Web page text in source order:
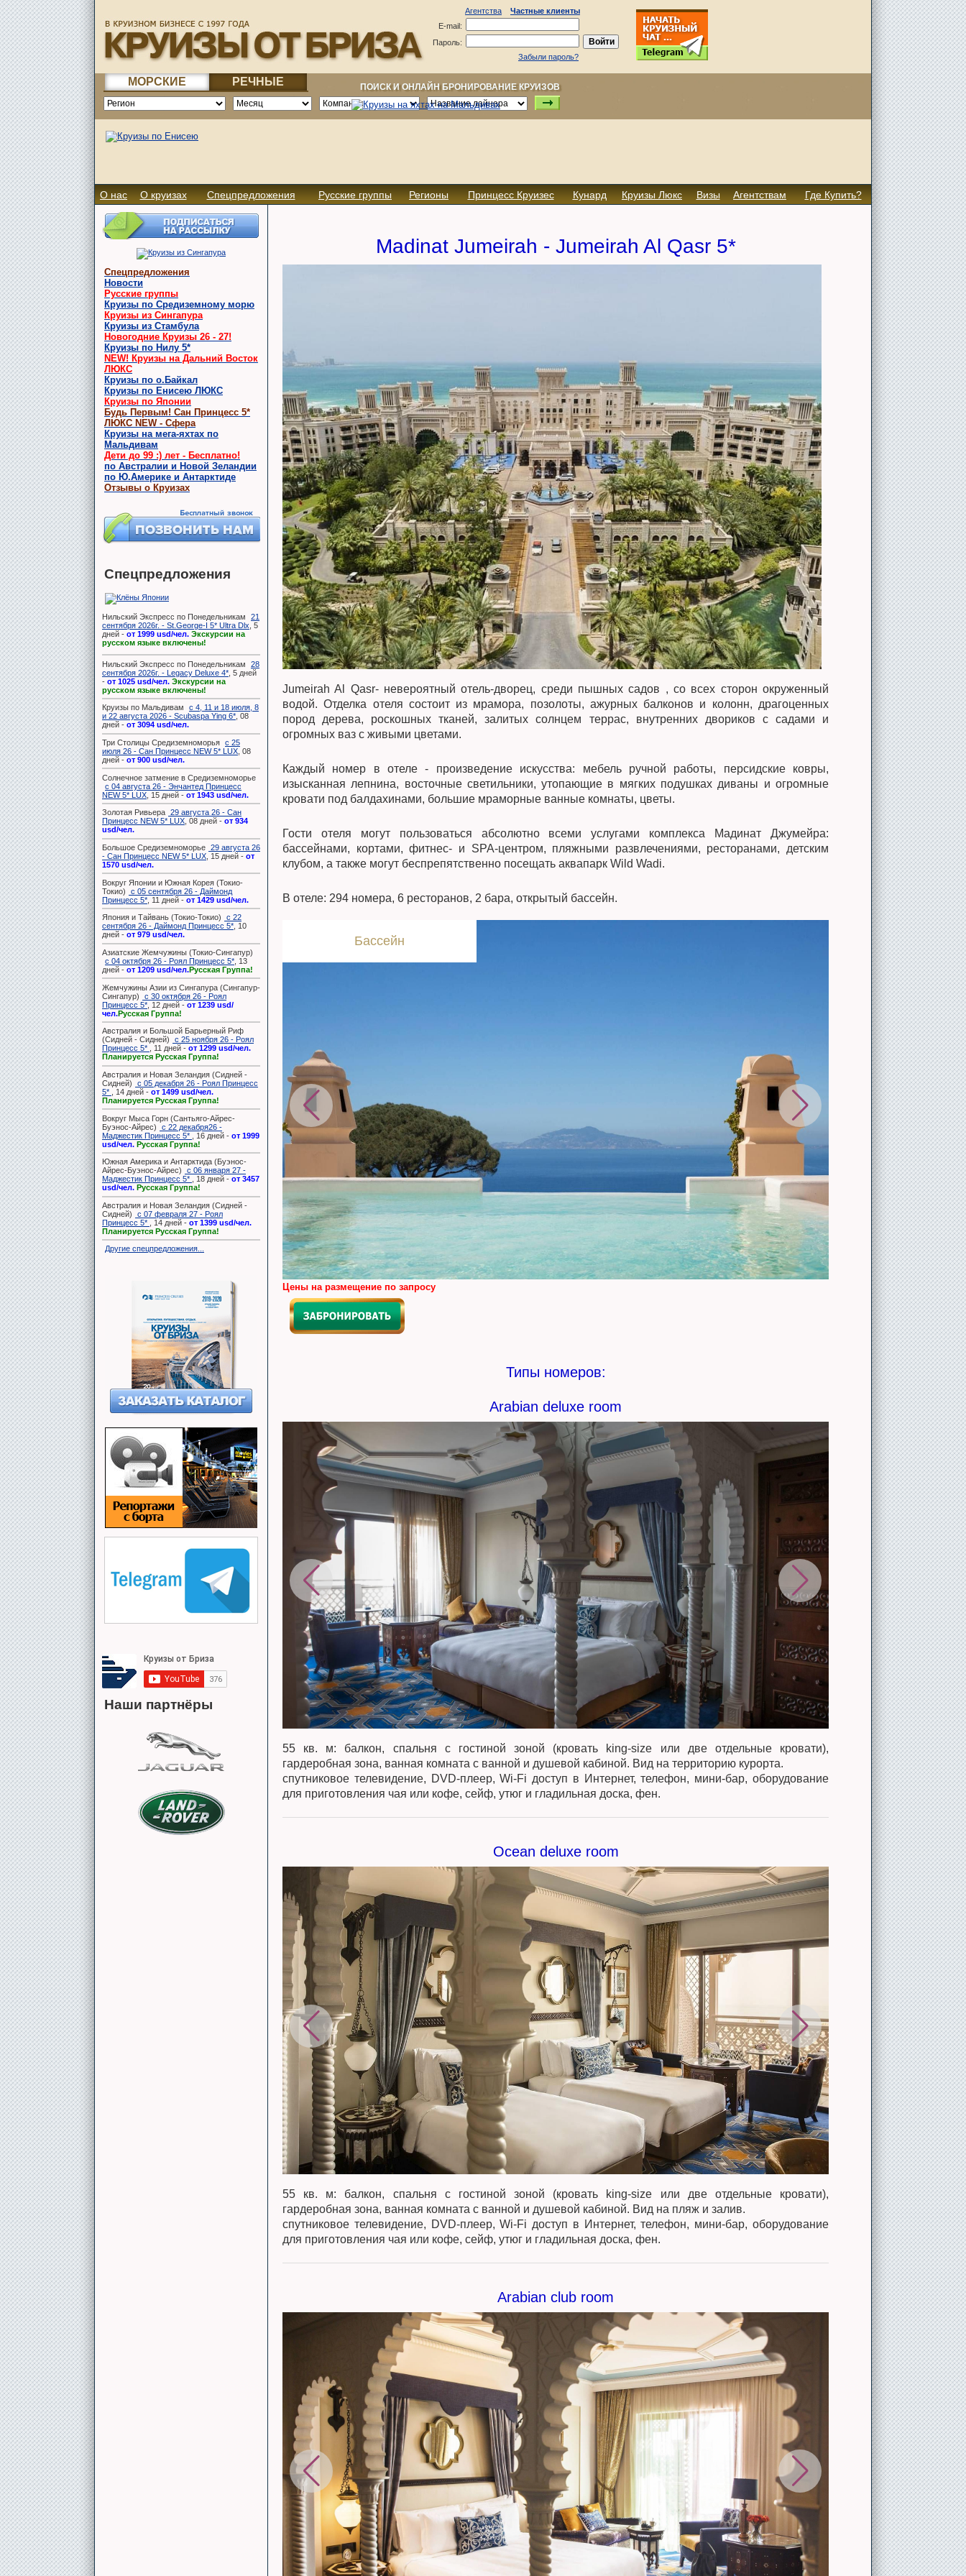
Агентства
Частные клиенты
E-mail:
Пароль:
Забыли пароль?
МОРСКИЕ РЕЧНЫЕ ПОИСК И ОНЛАЙН БРОНИРОВАНИЕ КРУИЗОВ
О нас О круизах Спецпредложения Русские группы Регионы Принцесс Круизес Кунард Круизы Люкс Визы Агентствам Где Купить?
Спецпредложения
Новости
Русские группы
Круизы по Средиземному морю
Круизы из Сингапура
Круизы из Стамбула
Новогодние Круизы 26 - 27!
Круизы по Нилу 5*
NEW! Круизы на Дальний Восток
ЛЮКС
Круизы по о.Байкал
Круизы по Енисею ЛЮКС
Круизы по Японии
Будь Первым! Сан Принцесс 5*
ЛЮКС NEW - Сфера
Круизы на мега-яхтах по
Мальдивам
Дети до 99 :) лет - Бесплатно!
по Австралии и Новой Зеландии
по Ю.Америке и Антарктиде
Отзывы о Круизах
Спецпредложения
Нильский Экспресс по Понедельникам
21
сентября 2026г. - St.George-I 5* Ultra Dlx , 5
дней - от 1999 usd/чел. Экскурсии на
русском языке включены!
Нильский Экспресс по Понедельникам
28
сентября 2026г. - Legacy Deluxe 4* , 5 дней
- от 1025 usd/чел. Экскурсии на
русском языке включены!
Круизы по Мальдивам
с 4, 11 и 18 июля, 8
и 22 августа 2026 - Scubaspa Ying 6* , 08
дней - от 3094 usd/чел.
Три Столицы Средиземноморья с 25
июля 26 - Сан Принцесс NEW 5* LUX , 08
дней - от 900 usd/чел.
Солнечное затмение в Средиземноморье
с 04 августа 26 - Энчантед Принцесс
NEW 5* LUX , 15 дней - от 1943 usd/чел.
Золотая Ривьера 29 августа 26 - Сан
Принцесс NEW 5* LUX , 08 дней - от 934
usd/чел.
Большое Средиземноморье 29 августа 26
- Сан Принцесс NEW 5* LUX , 15 дней - от
1570 usd/чел.
Вокруг Японии и Южная Корея (Токио-
Токио)
с 05 сентября 26 - Даймонд
Принцесс 5* , 11 дней - от 1429 usd/чел.
Япония и Тайвань (Токио-Токио)
с 22
сентября 26 - Даймонд Принцесс 5* , 10
дней - от 979 usd/чел.
Азиатские Жемчужины (Токио-Сингапур)
с 04 октября 26 - Роял Принцесс 5* , 13
дней - от 1209 usd/чел.Русская Группа!
Жемчужины Азии из Сингапура (Сингапур-
Сингапур)
с 30 октября 26 - Роял
Принцесс 5* , 12 дней - от 1239 usd/
чел.Русская Группа!
Австралия и Большой Барьерный Риф
(Сидней - Сидней)
с 25 ноября 26 - Роял
Принцесс 5*
, 11 дней - от 1299 usd/чел.
Планируется Русская Группа!
Австралия и Новая Зеландия (Сидней -
Сидней)
с 05 декабря 26 - Роял Принцесс
5*
, 14 дней - от 1499 usd/чел.
Планируется Русская Группа!
Вокруг Мыса Горн (Сантьяго-Айрес-
Буэнос-Айрес)
с 22 декабря26 -
Маджестик Принцесс 5*
, 16 дней - от 1999
usd/чел. Русская Группа!
Южная Америка и Антарктида (Буэнос-
Айрес-Буэнос-Айрес)
с 06 января 27 -
Маджестик Принцесс 5*
, 18 дней - от 3457
usd/чел. Русская Группа!
Австралия и Новая Зеландия (Сидней -
Сидней)
с 07 февраля 27 - Роял
Принцесс 5*
, 14 дней - от 1399 usd/чел.
Планируется Русская Группа!
Другие спецпредложения...
Наши партнёры
Madinat Jumeirah - Jumeirah Al Qasr 5*
Jumeirah Al Qasr- невероятный отель-дворец, среди пышных садов , со всех сторон окруженный
водой. Отделка отеля состоит из мрамора, позолоты, ажурных балконов и колонн, драгоценных
пород дерева, роскошных тканей, залитых солнцем террас, внутренних двориков с садами и
огромных ваз с живыми цветами.
Каждый номер в отеле - произведение искусства: мебель ручной работы, персидские ковры,
изысканная лепнина, восточные светильники, утопающие в мягких подушках диваны и огромные
кровати под балдахинами, большие мраморные ванные комнаты, цветы.
Гости отеля могут пользоваться абсолютно всеми услугами комплекса Мадинат Джумейра:
бассейнами, кортами, фитнес- и SPA-центром, пляжными развлечениями, ресторанами, детским
клубом, а также могут беспрепятственно посещать аквапарк Wild Wadi.
В отеле: 294 номера, 6 ресторанов, 2 бара, открытый бассейн.
Бассейн Аквапарк
Цены на размещение по запросу
Типы номеров:
Arabian deluxe room
55 кв. м: балкон, спальня с гостиной зоной (кровать king-size или две отдельные кровати),
гардеробная зона, ванная комната с ванной и душевой кабиной. Вид на территорию курорта.
спутниковое телевидение, DVD-плеер, Wi-Fi доступ в Интернет, телефон, мини-бар, оборудование
для приготовления чая или кофе, сейф, утюг и гладильная доска, фен.
Ocean deluxe room
55 кв. м: балкон, спальня с гостиной зоной (кровать king-size или две отдельные кровати),
гардеробная зона, ванная комната с ванной и душевой кабиной. Вид на пляж и залив.
спутниковое телевидение, DVD-плеер, Wi-Fi доступ в Интернет, телефон, мини-бар, оборудование
для приготовления чая или кофе, сейф, утюг и гладильная доска, фен.
Arabian club room